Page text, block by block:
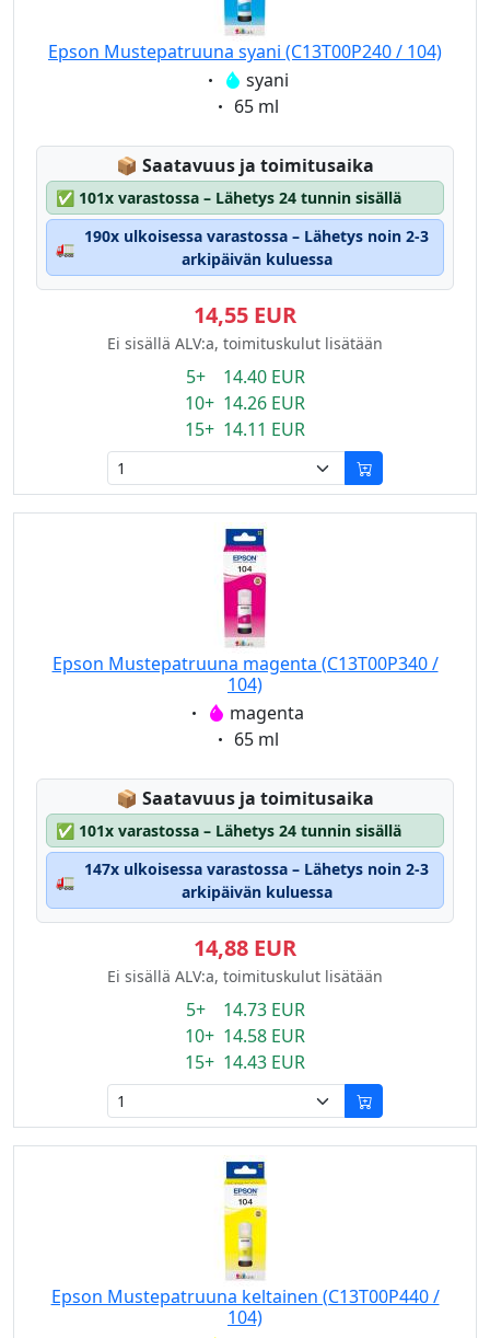
Epson Mustepatruuna syani (C13T00P240 / 104)
Eigenschaft:
syani
Eigenschaft:
65 ml
📦 Lagerstatus:
Saatavuus ja toimitusaika
✅ 101x varastossa – Lähetys 24 tunnin sisällä
🚛
190x ulkoisessa varastossa – Lähetys noin 2-3
arkipäivän kuluessa
14,55 EUR
Ei sisällä ALV:a, toimituskulut lisätään
5+ 14.40 EUR
10+ 14.26 EUR
15+ 14.11 EUR
Epson Mustepatruuna magenta (C13T00P340 /
104)
Eigenschaft:
magenta
Eigenschaft:
65 ml
📦 Lagerstatus:
Saatavuus ja toimitusaika
✅ 101x varastossa – Lähetys 24 tunnin sisällä
🚛
147x ulkoisessa varastossa – Lähetys noin 2-3
arkipäivän kuluessa
14,88 EUR
Ei sisällä ALV:a, toimituskulut lisätään
5+ 14.73 EUR
10+ 14.58 EUR
15+ 14.43 EUR
Epson Mustepatruuna keltainen (C13T00P440 /
104)